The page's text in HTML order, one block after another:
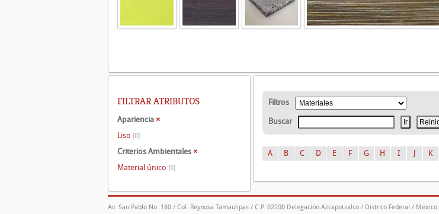
Filtros
Buscar
A B C D E F G H I K
FILTRAR ATRIBUTOS
Apariencia ×
Liso [0]
Criterios Ambientales ×
Material único [0]
Av. San Pablo No. 180 / Col. Reynosa Tamaulipas / C.P. 02200 Delegación Azcapotzalco / Distrito Federal / México